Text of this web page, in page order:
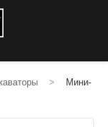
>
Мини-